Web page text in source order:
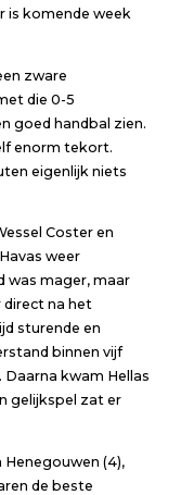
is komende week
zware
die 0-5
goed handbal zien.
enorm tekort.
eigenlijk niets
Coster en
weer
was mager, maar
na het
sturende en
binnen vijf
Daarna kwam Hellas
gelijkspel zat er
Henegouwen (4),
de beste